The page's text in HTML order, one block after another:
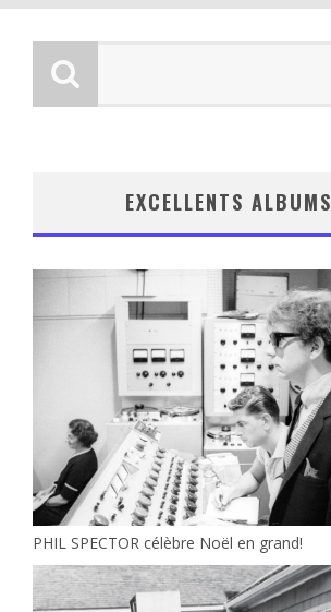
EXCELLENTS ALBUMS
PHIL SPECTOR célèbre Noël en grand!